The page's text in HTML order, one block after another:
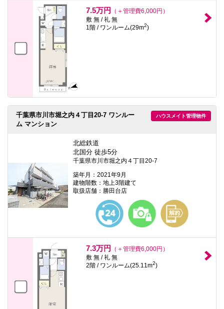
7.5万円
（＋管理費6,000円）
敷 無 / 礼 無
1階 / ワンルーム(29m2)
ハウスメイト管理物件
千葉県市川市堀之内４丁目20-7 ワンルー
ム マンション
北総鉄道
北国分 徒歩5分
千葉県市川市堀之内４丁目20-7
築年月：2021年9月
建物階数：地上3階建て
取扱店舗：勝田台店
7.3万円
（＋管理費6,000円）
敷 無 / 礼 無
2階 / ワンルーム(25.11m2)